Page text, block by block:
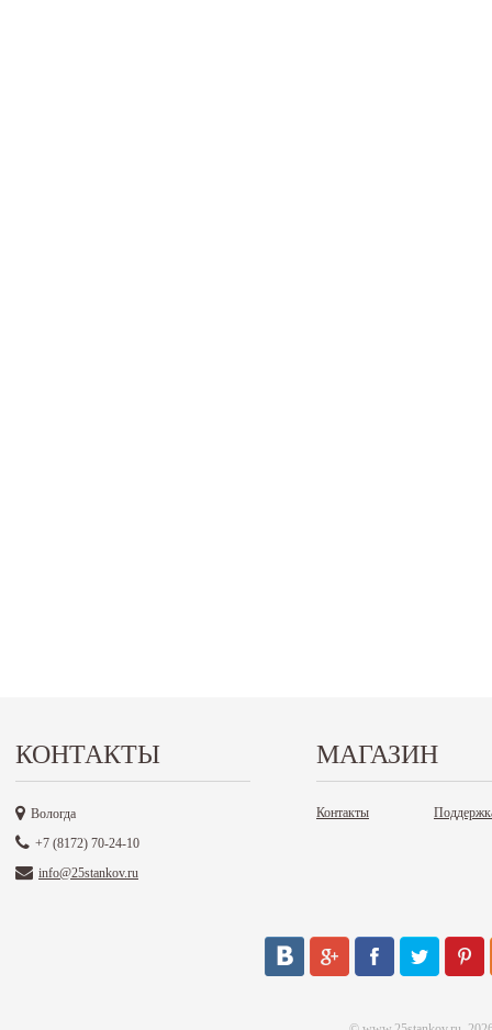
КОНТАКТЫ
Вологда
+7 (8172) 70-24-10
info@25stankov.ru
МАГАЗИН
Контакты